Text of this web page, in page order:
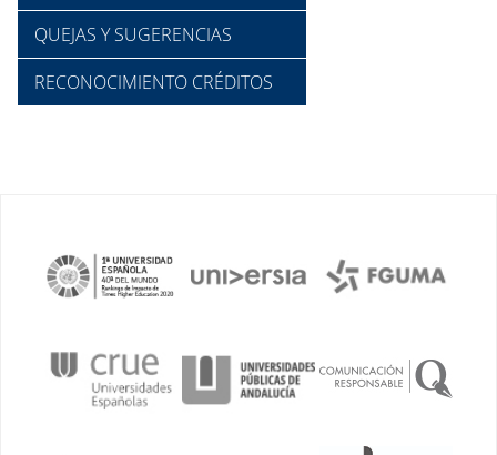
QUEJAS Y SUGERENCIAS
RECONOCIMIENTO CRÉDITOS